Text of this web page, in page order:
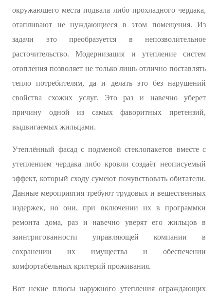
окружающего места подвала либо прохладного чердака,
отапливают не нуждающиеся в этом помещения. Из
задачи это преобразуется в непозволительное
расточительство. Модернизация и утепление систем
отопления позволяет не только лишь отлично поставлять
тепло потребителям, да и делать это без нарушений
свойства схожих услуг. Это раз и навечно уберет
причину одной из самых фаворитных претензий,
выдвигаемых жильцами.
Утеплённый фасад с подменой стеклопакетов вместе с
утеплением чердака либо кровли создаёт неописуемый
эффект, который сходу сумеют почувствовать обитатели.
Данные мероприятия требуют трудовых и вещественных
издержек, но они, при включении их в программки
ремонта дома, раз и навечно уверят его жильцов в
заинтригованности управляющей компании в
сохранении их имущества и обеспечении
комфортабельных критерий проживания.
Вот некие плюсы наружного утепления ограждающих